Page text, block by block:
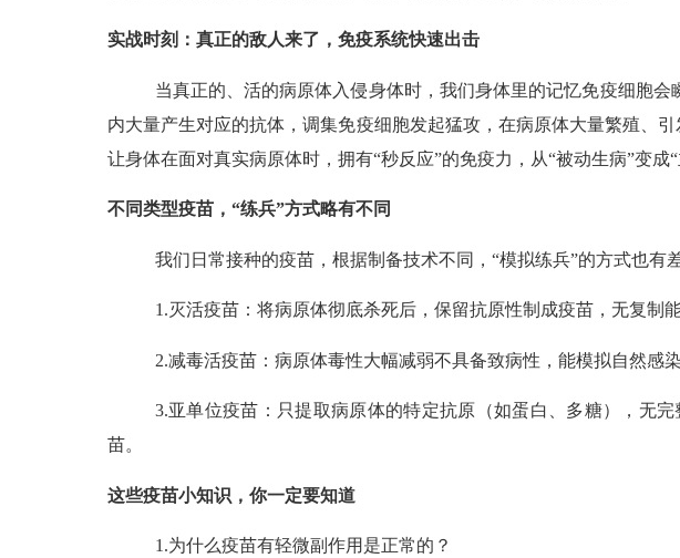
实战时刻：真正的敌人来了，免疫系统快速出击
当真正的、活的病原体入侵身体时，我们身体里的记忆免疫细胞
内大量产生对应的抗体，调集免疫细胞发起猛攻，在病原体大量繁殖、
让身体在面对真实病原体时，拥有“秒反应”的免疫力，从“被动生病”变成
不同类型疫苗， “练兵”方式略有不同
我们日常接种的疫苗，根据制备技术不同， “模拟练兵”的方式也有
1.灭活疫苗：将病原体彻底杀死后，保留抗原性制成疫苗，无复制
2.减毒活疫苗：病原体毒性大幅减弱不具备致病性，能模拟自然感
3.亚单位疫苗：只提取病原体的特定抗原（如蛋白、多糖），无
苗。
这些疫苗小知识，你一定要知道
1 .为什么疫苗有轻微副作用是正常的？